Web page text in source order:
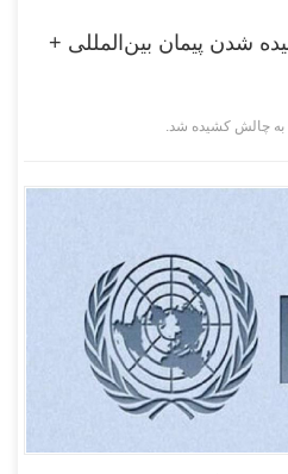
شدن پیمان بین‌المللی +
به چالش کشیده شد.